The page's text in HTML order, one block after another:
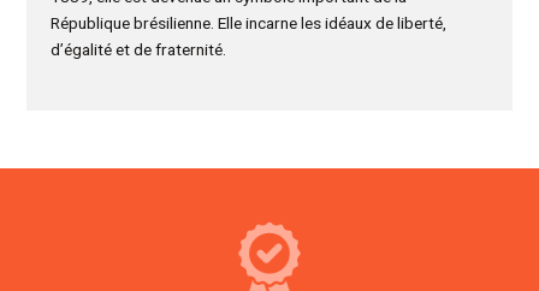
République brésilienne. Elle incarne les idéaux de liberté,
d’égalité et de fraternité.